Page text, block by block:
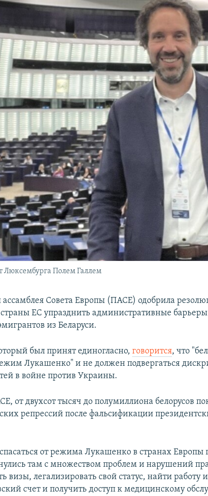
Люксембурга Полем Галлем
ассамблея Совета Европы (ПАСЕ) одобрила
ЕС упразднить административные барьеры
из Беларуси.
был принят единогласно,говорится, что
Лукашенко" и не должен подвергаться
в войне против Украины.
от двухсот тысяч до полумиллиона белорусов
репрессий после фальсификации
от режима Лукашенко в странах Европы
там с множеством проблем и нарушений
визы, легализировать свой статус, найти работу
счет и получить доступ к медицинскому